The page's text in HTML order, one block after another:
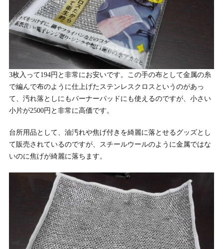
3枚入って194円と非常にお安いです。この手の布として金属の糸
で編んで布のように仕上げたステンレスクロスというのがあっ
て、汚れ落としにもバーナーパッドにも使えるのですが、小さい
小片が2500円と非常に高価です。
台所用品として、油汚れや焦げ付きを綺麗に落とせるグッズとし
て販売されているのですが、スチールウールのように金属ではな
いのに焦げが綺麗に落ちます。